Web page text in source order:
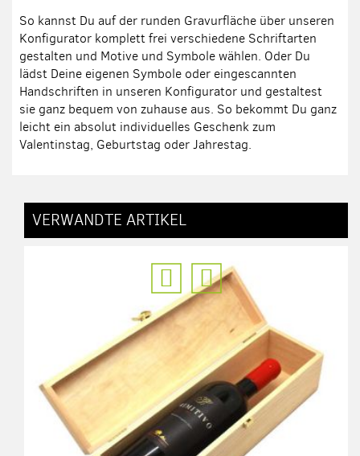
So kannst Du auf der runden Gravurfläche über unseren
Konfigurator komplett frei verschiedene Schriftarten
gestalten und Motive und Symbole wählen. Oder Du
lädst Deine eigenen Symbole oder eingescannten
Handschriften in unseren Konfigurator und gestaltest
sie ganz bequem von zuhause aus. So bekommt Du ganz
leicht ein absolut individuelles Geschenk zum
Valentinstag, Geburtstag oder Jahrestag.
VERWANDTE ARTIKEL